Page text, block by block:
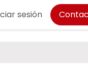
sesión